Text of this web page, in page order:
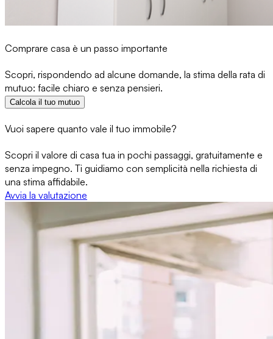
Comprare casa è un passo importante
Scopri, rispondendo ad alcune domande, la stima della rata di
mutuo: facile chiaro e senza pensieri.
Calcola il tuo mutuo
Vuoi sapere quanto vale il tuo immobile?
Scopri il valore di casa tua in pochi passaggi, gratuitamente e
senza impegno. Ti guidiamo con semplicità nella richiesta di
una stima affidabile.
Avvia la valutazione